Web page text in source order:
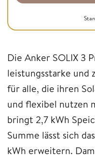
Die Anker SOLIX 3
leistungsstarke und
für alle, die ihren
und flexibel nutzen
bringt 2,7 kWh
Summe lässt sich
kWh erweitern.